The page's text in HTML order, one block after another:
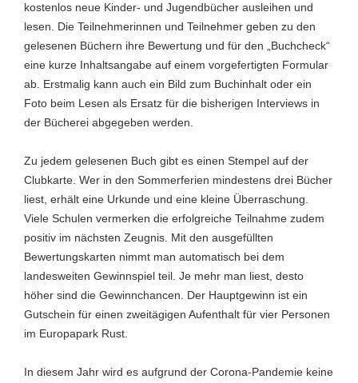
kostenlos neue Kinder- und Jugendbücher ausleihen und
lesen. Die Teilnehmerinnen und Teilnehmer geben zu den
gelesenen Büchern ihre Bewertung und für den „Buchcheck“
eine kurze Inhaltsangabe auf einem vorgefertigten Formular
ab. Erstmalig kann auch ein Bild zum Buchinhalt oder ein
Foto beim Lesen als Ersatz für die bisherigen Interviews in
der Bücherei abgegeben werden.
Zu jedem gelesenen Buch gibt es einen Stempel auf der
Clubkarte. Wer in den Sommerferien mindestens drei Bücher
liest, erhält eine Urkunde und eine kleine Überraschung.
Viele Schulen vermerken die erfolgreiche Teilnahme zudem
positiv im nächsten Zeugnis. Mit den ausgefüllten
Bewertungskarten nimmt man automatisch bei dem
landesweiten Gewinnspiel teil. Je mehr man liest, desto
höher sind die Gewinnchancen. Der Hauptgewinn ist ein
Gutschein für einen zweitägigen Aufenthalt für vier Personen
im Europapark Rust.
In diesem Jahr wird es aufgrund der Corona-Pandemie keine